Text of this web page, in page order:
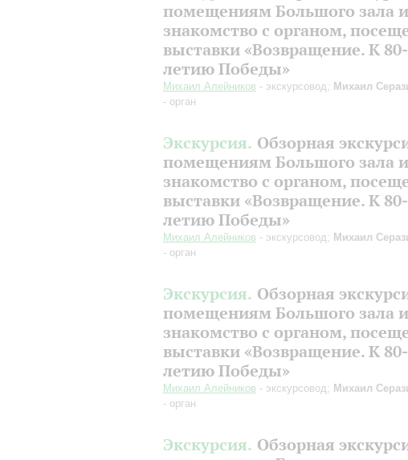
помещениям Большого зала и
знакомство с органом,
выставки «Возвращение. К 80-
летию Победы»
Михаил Алейников - экскурсовод; Михаил
- орган
Экскурсия. Обзорная
помещениям Большого зала и
знакомство с органом,
выставки «Возвращение. К 80-
летию Победы»
Михаил Алейников - экскурсовод; Михаил
- орган
Экскурсия. Обзорная
помещениям Большого зала и
знакомство с органом,
выставки «Возвращение. К 80-
летию Победы»
Михаил Алейников - экскурсовод; Михаил
- орган
Экскурсия. Обзорная